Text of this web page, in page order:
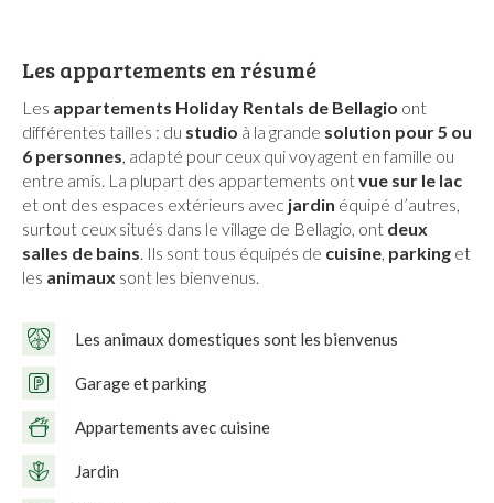
Les appartements en résumé
Les appartements Holiday Rentals de Bellagio ont
différentes tailles : du studio à la grande solution pour 5 ou
6 personnes , adapté pour ceux qui voyagent en famille ou
entre amis. La plupart des appartements ontvue sur le lac
et ont des espaces extérieurs avec jardin équipé d’autres,
surtout ceux situés dans le village de Bellagio, ont deux
salles de bains . Ils sont tous équipés de cuisine parking et
les animaux sont les bienvenus.
Les animaux domestiques sont les bienvenus
Garage et parking
Appartements avec cuisine
Jardin